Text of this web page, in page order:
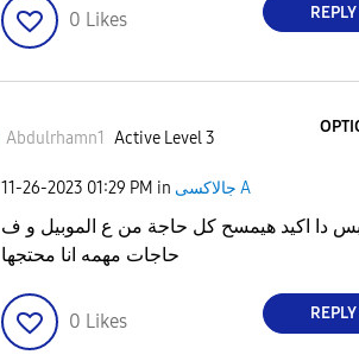
0 Likes REPLY
Abdulrhamn1 Active Level 3
‎11-26-2023 01:29 PM in جالاكسى A
بس دا اكيد هيمسح كل حاجة من ع الموبيل و ف
حاجات مهمه انا محتجها
0 Likes REPLY